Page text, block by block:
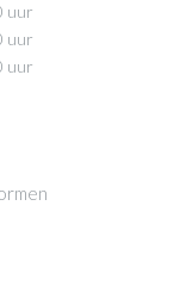
uur
uur
uur